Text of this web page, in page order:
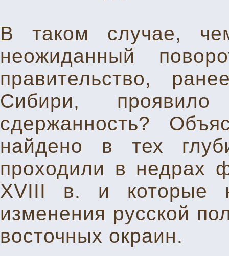
В таком случае,
неожиданный
правительство,
Сибири,
сдержанность?
найдено в тех
проходили в недрах
XVIII в. и которые
изменения русской
восточных окраин.